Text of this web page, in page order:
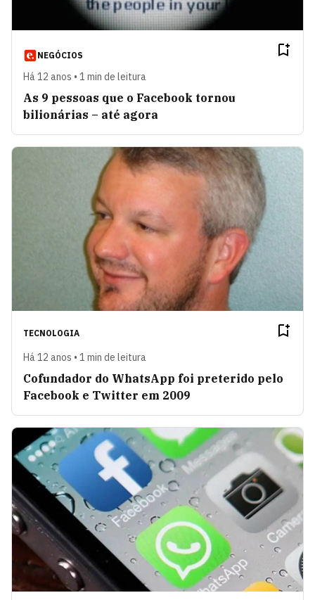
NEGÓCIOS
Há 12 anos • 1 min de leitura
As 9 pessoas que o Facebook tornou
bilionárias – até agora
TECNOLOGIA
Há 12 anos • 1 min de leitura
Cofundador do WhatsApp foi preterido pelo
Facebook e Twitter em 2009